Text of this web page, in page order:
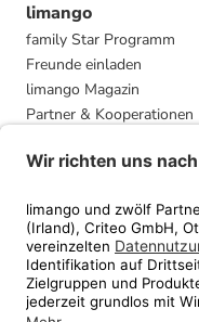
limango
family Star Programm
Freunde einladen
limango Magazin
Partner & Kooperationen
Presse